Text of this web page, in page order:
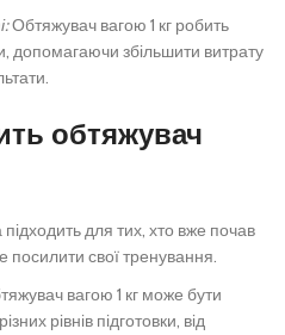
Обтяжувач вагою 1 кг робить
допомагаючи збільшити витрату
обтяжувач
підходить для тих, хто вже почав
посилити свої тренування.
вагою 1 кг може бути
рівнів підготовки, від